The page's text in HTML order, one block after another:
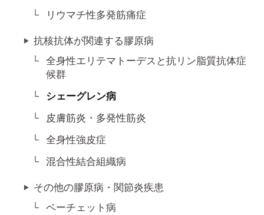
リウマチ性多発筋痛症
抗核抗体が関連する膠原病
全身性エリテマトーデスと抗リン脂質抗体症
候群
シェーグレン病
皮膚筋炎・多発性筋炎
全身性強皮症
混合性結合組織病
その他の膠原病・関節炎疾患
ベーチェット病